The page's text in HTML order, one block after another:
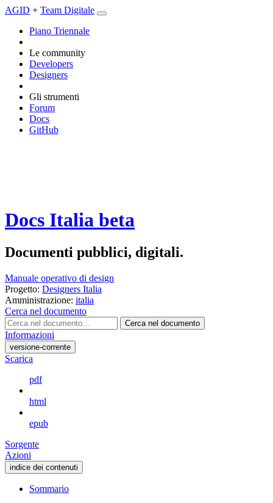
AGID + Team Digitale
Piano Triennale
Le community
Developers
Designers
Gli strumenti
Forum
Docs
GitHub
Docs Italia beta
Documenti pubblici, digitali.
Manuale operativo di design
Progetto: Designers Italia
Amministrazione: italia
Cerca nel documento
Cerca nel documento
Informazioni
versione-corrente
Scarica
pdf
html
epub
Sorgente
Azioni
indice dei contenuti
Sommario